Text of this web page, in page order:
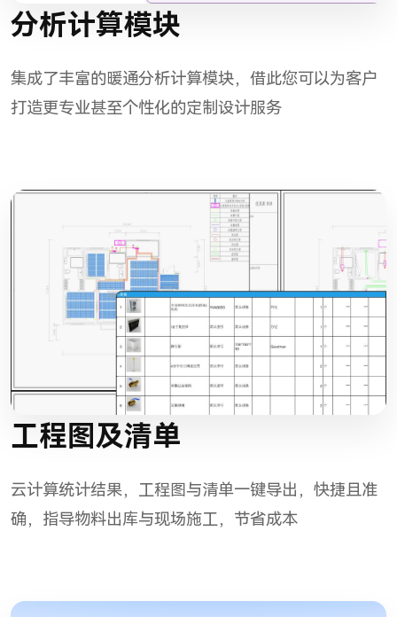
分析计算模块
集成了丰富的暖通分析计算模块，借此您可以为客户
打造更专业甚至个性化的定制设计服务
工程图及清单
云计算统计结果，工程图与清单一键导出，快捷且准
确，指导物料出库与现场施工，节省成本